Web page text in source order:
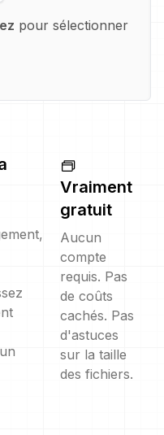
pour sélectionner
Vraiment
gratuit
Aucun
compte
requis. Pas
de coûts
cachés. Pas
d'astuces
sur la taille
des fichiers.